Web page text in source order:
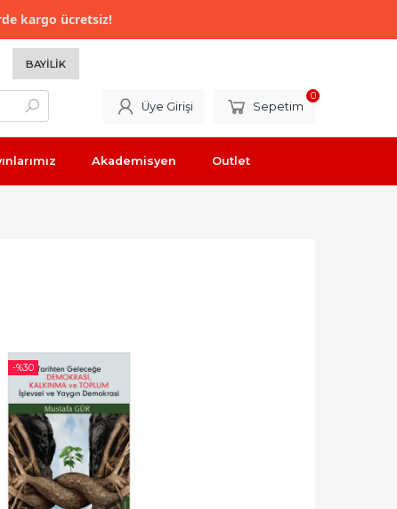
kargo ücretsiz!
BAYILIK
Üye Girişi Sepetim
0
Akademisyen Outlet
-%30